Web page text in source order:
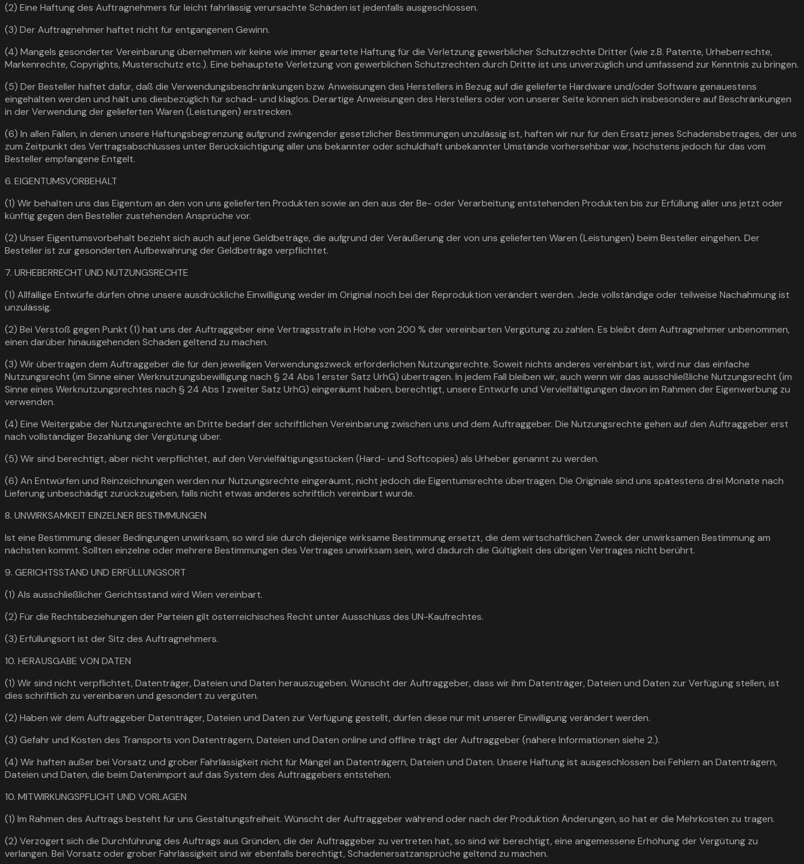
(2) Eine Haftung des Auftragnehmers für leicht fahrlässig verursachte Schäden ist jedenfalls ausgeschlossen.
(3) Der Auftragnehmer haftet nicht für entgangenen Gewinn.
(4) Mangels gesonderter Vereinbarung übernehmen wir keine wie immer geartete Haftung für die Verletzung gewerblicher Schutzrechte Dritter (wie z.B. Patente, Urheberrechte,
Markenrechte, Copyrights, Musterschutz etc.). Eine behauptete Verletzung von gewerblichen Schutzrechten durch Dritte ist uns unverzüglich und umfassend zur Kenntnis zu bringen.
(5) Der Besteller haftet dafür, daß die Verwendungsbeschränkungen bzw. Anweisungen des Herstellers in Bezug auf die gelieferte Hardware und/oder Software genauestens
eingehalten werden und hält uns diesbezüglich für schad- und klaglos. Derartige Anweisungen des Herstellers oder von unserer Seite können sich insbesondere auf Beschränkungen
in der Verwendung der gelieferten Waren (Leistungen) erstrecken.
(6) In allen Fällen, in denen unsere Haftungsbegrenzung aufgrund zwingender gesetzlicher Bestimmungen unzulässig ist, haften wir nur für den Ersatz jenes Schadensbetrages, der uns
zum Zeitpunkt des Vertragsabschlusses unter Berücksichtigung aller uns bekannter oder schuldhaft unbekannter Umstände vorhersehbar war, höchstens jedoch für das vom
Besteller empfangene Entgelt.
6. EIGENTUMSVORBEHALT
(1) Wir behalten uns das Eigentum an den von uns gelieferten Produkten sowie an den aus der Be- oder Verarbeitung entstehenden Produkten bis zur Erfüllung aller uns jetzt oder
künftig gegen den Besteller zustehenden Ansprüche vor.
(2) Unser Eigentumsvorbehalt bezieht sich auch auf jene Geldbeträge, die aufgrund der Veräußerung der von uns gelieferten Waren (Leistungen) beim Besteller eingehen. Der
Besteller ist zur gesonderten Aufbewahrung der Geldbeträge verpflichtet.
7. URHEBERRECHT UND NUTZUNGSRECHTE
(1) Allfällige Entwürfe dürfen ohne unsere ausdrückliche Einwilligung weder im Original noch bei der Reproduktion verändert werden. Jede vollständige oder teilweise Nachahmung ist
unzulässig.
(2) Bei Verstoß gegen Punkt (1) hat uns der Auftraggeber eine Vertragsstrafe in Höhe von 200 % der vereinbarten Vergütung zu zahlen. Es bleibt dem Auftragnehmer unbenommen,
einen darüber hinausgehenden Schaden geltend zu machen.
(3) Wir übertragen dem Auftraggeber die für den jeweiligen Verwendungszweck erforderlichen Nutzungsrechte. Soweit nichts anderes vereinbart ist, wird nur das einfache
Nutzungsrecht (im Sinne einer Werknutzungsbewilligung nach § 24 Abs 1 erster Satz UrhG) übertragen. In jedem Fall bleiben wir, auch wenn wir das ausschließliche Nutzungsrecht (im
Sinne eines Werknutzungsrechtes nach § 24 Abs 1 zweiter Satz UrhG) eingeräumt haben, berechtigt, unsere Entwürfe und Vervielfältigungen davon im Rahmen der Eigenwerbung zu
verwenden.
(4) Eine Weitergabe der Nutzungsrechte an Dritte bedarf der schriftlichen Vereinbarung zwischen uns und dem Auftraggeber. Die Nutzungsrechte gehen auf den Auftraggeber erst
nach vollständiger Bezahlung der Vergütung über.
(5) Wir sind berechtigt, aber nicht verpflichtet, auf den Vervielfältigungsstücken (Hard- und Softcopies) als Urheber genannt zu werden.
(6) An Entwürfen und Reinzeichnungen werden nur Nutzungsrechte eingeräumt, nicht jedoch die Eigentumsrechte übertragen. Die Originale sind uns spätestens drei Monate nach
Lieferung unbeschädigt zurückzugeben, falls nicht etwas anderes schriftlich vereinbart wurde.
8. UNWIRKSAMKEIT EINZELNER BESTIMMUNGEN
Ist eine Bestimmung dieser Bedingungen unwirksam, so wird sie durch diejenige wirksame Bestimmung ersetzt, die dem wirtschaftlichen Zweck der unwirksamen Bestimmung am
nächsten kommt. Sollten einzelne oder mehrere Bestimmungen des Vertrages unwirksam sein, wird dadurch die Gültigkeit des übrigen Vertrages nicht berührt.
9. GERICHTSSTAND UND ERFÜLLUNGSORT
(1) Als ausschließlicher Gerichtsstand wird Wien vereinbart.
(2) Für die Rechtsbeziehungen der Parteien gilt österreichisches Recht unter Ausschluss des UN-Kaufrechtes.
(3) Erfüllungsort ist der Sitz des Auftragnehmers.
10. HERAUSGABE VON DATEN
(1) Wir sind nicht verpflichtet, Datenträger, Dateien und Daten herauszugeben. Wünscht der Auftraggeber, dass wir ihm Datenträger, Dateien und Daten zur Verfügung stellen, ist
dies schriftlich zu vereinbaren und gesondert zu vergüten.
(2) Haben wir dem Auftraggeber Datenträger, Dateien und Daten zur Verfügung gestellt, dürfen diese nur mit unserer Einwilligung verändert werden.
(3) Gefahr und Kosten des Transports von Datenträgern, Dateien und Daten online und offline trägt der Auftraggeber (nähere Informationen siehe 2.).
(4) Wir haften außer bei Vorsatz und grober Fahrlässigkeit nicht für Mängel an Datenträgern, Dateien und Daten. Unsere Haftung ist ausgeschlossen bei Fehlern an Datenträgern,
Dateien und Daten, die beim Datenimport auf das System des Auftraggebers entstehen.
10. MITWIRKUNGSPFLICHT UND VORLAGEN
(1) Im Rahmen des Auftrags besteht für uns Gestaltungsfreiheit. Wünscht der Auftraggeber während oder nach der Produktion Änderungen, so hat er die Mehrkosten zu tragen.
(2) Verzögert sich die Durchführung des Auftrags aus Gründen, die der Auftraggeber zu vertreten hat, so sind wir berechtigt, eine angemessene Erhöhung der Vergütung zu
verlangen. Bei Vorsatz oder grober Fahrlässigkeit sind wir ebenfalls berechtigt, Schadenersatzansprüche geltend zu machen.